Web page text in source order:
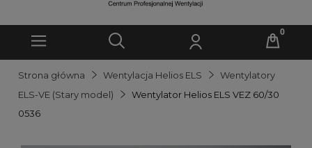
Strona główna Wentylacja Helios ELS
Wentylatory
ELS-VE (Stary model)
Wentylator Helios ELS VEZ 60/30
0536